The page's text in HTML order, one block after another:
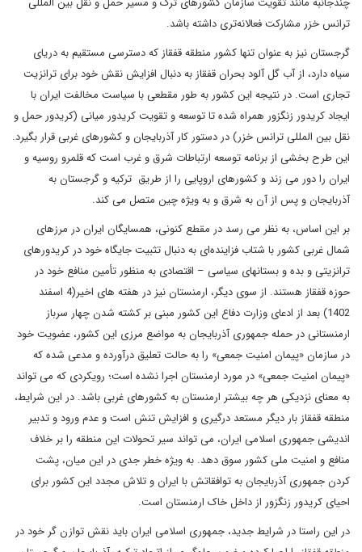
ترانس خزر مشارکت فعالانه‌تری داشته باشد.
گرجستان نیز به عنوان تنها کشور منطقه قفقاز که دسترسی مستقیم به دریای
سیاه دارد، از آب گل آلود بحران قفقاز به دنبال افزایش نقش خود برای ترانزیت
تجاری است. در نتیجه این کشور به طور مقطعی با سیاست مخالفت ایران با
ایجاد کریدور زنگزور همراه شده تا توسعه و تقویت کریدور میانی (کریدور حمل و
نقل بین المللی ترانس خزر) در دستور کار آذربایجان و کشورهای غربی قرار بگیرد.
این طرح بخشی از برنامه توسعه ارتباطات شرق و غرب است که قلمرو روسیه و
ایران را دور می زند و کشورهای اروپایی را از طریق ترکیه و گرجستان به
آذربایجان و پس از آن به شرق و به ویژه چین متصل می کند.
بر این اساس، به نظر می رسد در مقطع کنونی، همسایگان ایران در مرزهای
شمال غربی کشور با شتاب فزاینده‌ای به دنبال تثبیت جایگاه خود در کریدورهای
ترانزیتی و بده و بستانهای سیاسی – اقتصادی به منظور تأمین منافع خود در
حوزه قفقاز هستند. از سوی دیگر، ارمنستان نیز در هفته های اخیر(4 اسفند
1402) بعد از ادعای وزارت دفاع این کشور مبنی بر کشته شدن چهار سرباز
ارمنستانی در حمله جمهوری آذربایجان به مواضع مرزی این کشور، عضویت خود
در سازمان «پیمان امنیت جمعی» را به حالت تعلیق درآورده و مدعی شده که
«پیمان امنیت جمعی» در مورد ارمنستان اجرا نشده است؛ رویکردی که می تواند
به معنای نزدیکی هر چه بیشتر ارمنستان به کشورهای غربی باشد. در این شرایط،
منطقه قفقاز بار دیگر مستعد درگیری و افزایش تنش است و عدم ورود و تدبیر
اندیشی جمهوری اسلامی ایران، می تواند سیر تحولات این منطقه را بر خلاف
منافع و امنیت ملی کشور سوق دهد. به ویژه خطر جدی در این میان، پشت
کردن جمهوری آذربایجان به توافقاتش با ایران و تلاش مجدد این کشور برای
احیای کریدور زنگزور از داخل خاک ارمنستان است.
در این راستا در شرایط جدید، جمهوری اسلامی ایران باید نقش توازن گر خود در